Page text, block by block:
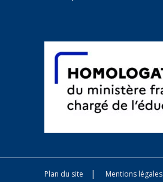
Plan du site Mentions légales